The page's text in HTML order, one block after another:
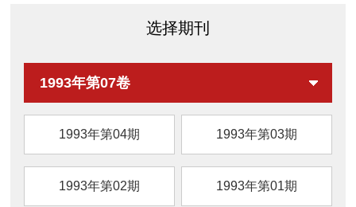
选择期刊
1993年第07卷
1993年第04期 1993年第03期
1993年第02期 1993年第01期